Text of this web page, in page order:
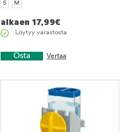
S M
alkaen 17,99€
Löytyy varastosta
Osta Vertaa